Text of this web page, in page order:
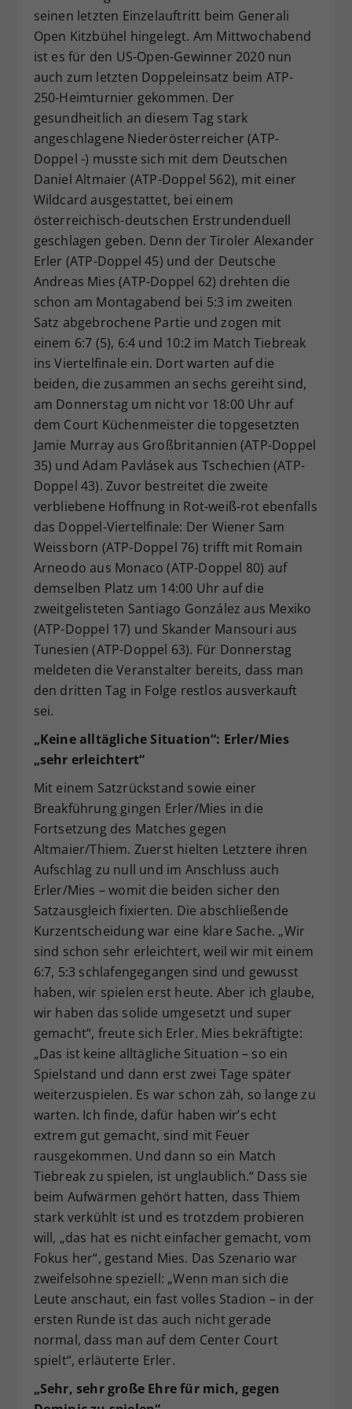
seinen letzten Einzelauftritt beim Generali
Open Kitzbühel hingelegt. Am Mittwochabend
ist es für den US-Open-Gewinner 2020 nun
auch zum letzten Doppeleinsatz beim ATP-
250-Heimturnier gekommen. Der
gesundheitlich an diesem Tag stark
angeschlagene Niederösterreicher (ATP-
Doppel -) musste sich mit dem Deutschen
Daniel Altmaier (ATP-Doppel 562), mit einer
Wildcard ausgestattet, bei einem
österreichisch-deutschen Erstrundenduell
geschlagen geben. Denn der Tiroler Alexander
Erler (ATP-Doppel 45) und der Deutsche
Andreas Mies (ATP-Doppel 62) drehten die
schon am Montagabend bei 5:3 im zweiten
Satz abgebrochene Partie und zogen mit
einem 6:7 (5), 6:4 und 10:2 im Match Tiebreak
ins Viertelfinale ein. Dort warten auf die
beiden, die zusammen an sechs gereiht sind,
am Donnerstag um nicht vor 18:00 Uhr auf
dem Court Küchenmeister die topgesetzten
Jamie Murray aus Großbritannien (ATP-Doppel
35) und Adam Pavlásek aus Tschechien (ATP-
Doppel 43). Zuvor bestreitet die zweite
verbliebene Hoffnung in Rot-weiß-rot ebenfalls
das Doppel-Viertelfinale: Der Wiener Sam
Weissborn (ATP-Doppel 76) trifft mit Romain
Arneodo aus Monaco (ATP-Doppel 80) auf
demselben Platz um 14:00 Uhr auf die
zweitgelisteten Santiago González aus Mexiko
(ATP-Doppel 17) und Skander Mansouri aus
Tunesien (ATP-Doppel 63). Für Donnerstag
meldeten die Veranstalter bereits, dass man
den dritten Tag in Folge restlos ausverkauft
sei.
„Keine alltägliche Situation“: Erler/Mies
„sehr erleichtert“
Mit einem Satzrückstand sowie einer
Breakführung gingen Erler/Mies in die
Fortsetzung des Matches gegen
Altmaier/Thiem. Zuerst hielten Letztere ihren
Aufschlag zu null und im Anschluss auch
Erler/Mies – womit die beiden sicher den
Satzausgleich fixierten. Die abschließende
Kurzentscheidung war eine klare Sache. „Wir
sind schon sehr erleichtert, weil wir mit einem
6:7, 5:3 schlafengegangen sind und gewusst
haben, wir spielen erst heute. Aber ich glaube,
wir haben das solide umgesetzt und super
gemacht“, freute sich Erler. Mies bekräftigte:
„Das ist keine alltägliche Situation – so ein
Spielstand und dann erst zwei Tage später
weiterzuspielen. Es war schon zäh, so lange zu
warten. Ich finde, dafür haben wir’s echt
extrem gut gemacht, sind mit Feuer
rausgekommen. Und dann so ein Match
Tiebreak zu spielen, ist unglaublich.“ Dass sie
beim Aufwärmen gehört hatten, dass Thiem
stark verkühlt ist und es trotzdem probieren
will, „das hat es nicht einfacher gemacht, vom
Fokus her“, gestand Mies. Das Szenario war
zweifelsohne speziell: „Wenn man sich die
Leute anschaut, ein fast volles Stadion – in der
ersten Runde ist das auch nicht gerade
normal, dass man auf dem Center Court
spielt“, erläuterte Erler.
„Sehr, sehr große Ehre für mich, gegen
Zweck
Dieser Wert speichert Ihre Consent-
Einstellungen. Unter anderem eine
zufällig generierte ID, für die
historische Speicherung Ihrer
vorgenommen Einstellungen, falls der
Webseiten-Betreiber dies eingestellt
hat.